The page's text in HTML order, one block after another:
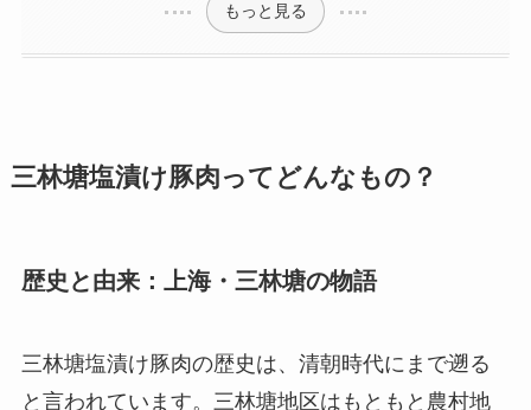
もっと見る
三林塘塩漬け豚肉ってどんなもの？
歴史と由来：上海・三林塘の物語
三林塘塩漬け豚肉の歴史は、清朝時代にまで遡る
と言われています。三林塘地区はもともと農村地